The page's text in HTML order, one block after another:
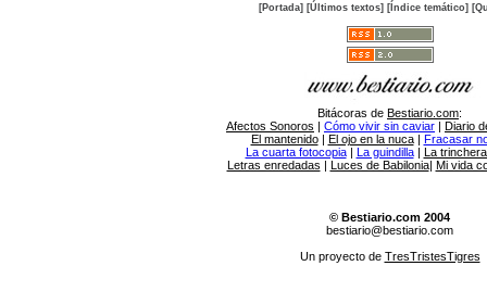
[Portada] [Últimos textos] [Índice temático]
Bitácoras de Bestiario.com:
Afectos Sonoros | Cómo vivir sin caviar | Diario
El mantenido| El ojo en la nuca| Fracasar
La cuarta fotocopia| La guindilla| La
Letras enredadas | Luces de Babilonia| Mi vida
© Bestiario.com 2004
bestiario@bestiario.com
Un proyecto de TresTristesTigres